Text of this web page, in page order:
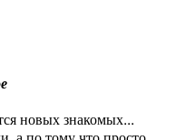
новых знакомых...